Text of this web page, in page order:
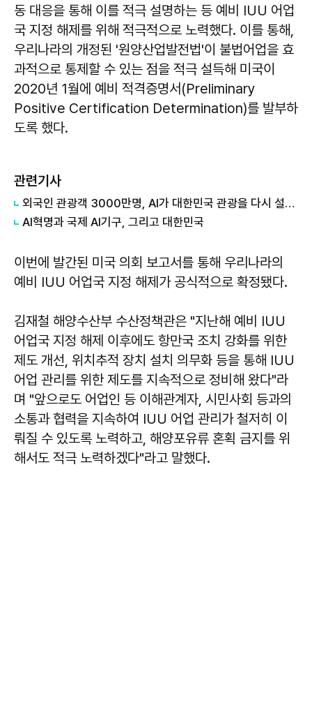
동 대응을 통해 이를 적극 설명하는 등 예비 IUU 어업
국 지정 해제를 위해 적극적으로 노력했다. 이를 통해,
우리나라의 개정된 '원양산업발전법'이 불법어업을 효
과적으로 통제할 수 있는 점을 적극 설득해 미국이
2020년 1월에 예비 적격증명서(Preliminary
Positive Certification Determination)를 발부하
도록 했다.
관련기사
외국인 관광객 3000만명, AI가 대한민국 관광을 다시 설계한다
AI혁명과 국제 AI기구, 그리고 대한민국
이번에 발간된 미국 의회 보고서를 통해 우리나라의
예비 IUU 어업국 지정 해제가 공식적으로 확정됐다.
김재철 해양수산부 수산정책관은 "지난해 예비 IUU
어업국 지정 해제 이후에도 항만국 조치 강화를 위한
제도 개선, 위치추적 장치 설치 의무화 등을 통해 IUU
어업 관리를 위한 제도를 지속적으로 정비해 왔다"라
며 "앞으로도 어업인 등 이해관계자, 시민사회 등과의
소통과 협력을 지속하여 IUU 어업 관리가 철저히 이
뤄질 수 있도록 노력하고, 해양포유류 혼획 금지를 위
해서도 적극 노력하겠다"라고 말했다.